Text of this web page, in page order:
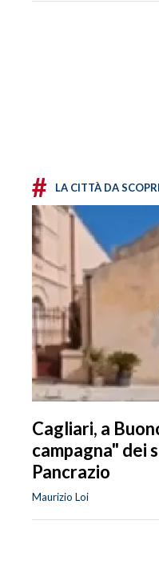
# LA CITTÀ DA
Cagliari, a
campagna" dei
Pancrazio
Maurizio Loi